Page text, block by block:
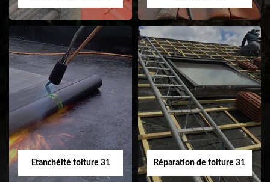
Peinture sur tuile
31
Nettoyage
demoussage de
toiture 31
Etanchéité toiture 31 Réparation de toiture 31